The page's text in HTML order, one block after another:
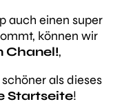
auch einen super
können wir
Chanel!‚
als dieses
Startseite!